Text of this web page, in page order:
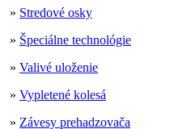
» Stredové osky
» Špeciálne technológie
» Valivé uloženie
» Vypletené kolesá
» Závesy prehadzovača